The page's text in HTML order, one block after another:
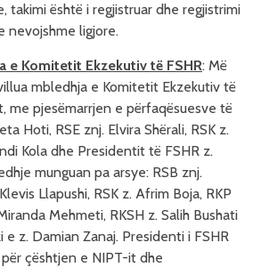
takimi është i regjistruar dhe regjistrimi
nevojshme ligjore.
e Komitetit Ekzekutiv të FSHR: Më
mbledhja e Komitetit Ekzekutiv të
me pjesëmarrjen e përfaqësuesve të
Hoti, RSE znj. Elvira Shërali, RSK z.
Kola dhe Presidentit të FSHR z.
munguan pa arsye: RSB znj.
Llapushi, RSK z. Afrim Boja, RKP
Mehmeti, RKSH z. Salih Bushati
e z. Damian Zanaj. Presidenti i FSHR
çështjen e NIPT-it dhe